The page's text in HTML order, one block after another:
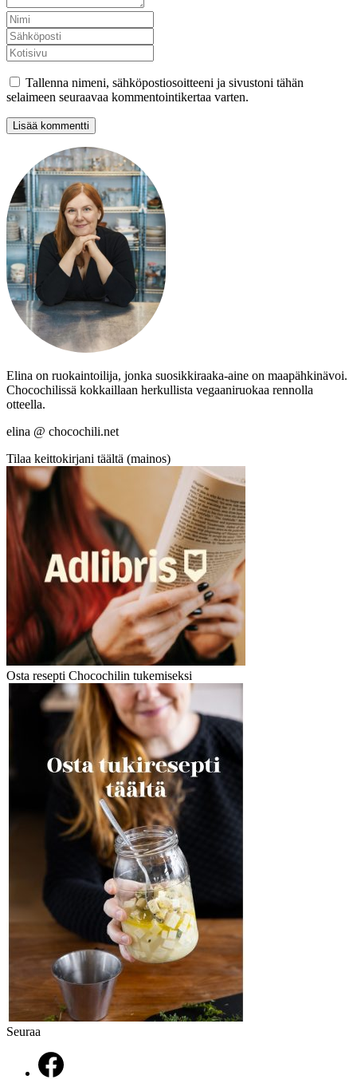
Tallenna nimeni, sähköpostiosoitteeni ja sivustoni tähän
selaimeen seuraavaa kommentointikertaa varten.
Elina on ruokaintoilija, jonka suosikkiraaka-aine on maapähkinävoi.
Chocochilissä kokkaillaan herkullista vegaaniruokaa rennolla
otteella.
elina @ chocochili.net
Tilaa keittokirjani täältä (mainos)
Osta resepti Chocochilin tukemiseksi
Seuraa